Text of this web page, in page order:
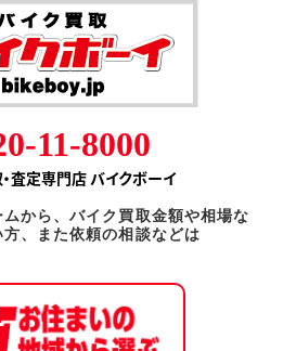
11-8000
査定専門店 バイクボーイ
から、バイク買取金額や相場な
方、また依頼の相談などは